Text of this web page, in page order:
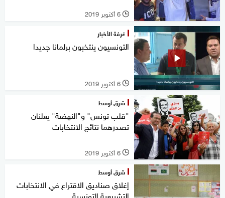
l 6 أكتوبر 2019
غرفة الأخبار
التونسيون ينتخبون برلمانا جديدا
l 6 أكتوبر 2019
شرق أوسط
"قلب تونس" و"النهضة" يعلنان
تصدرهما نتائج الانتخابات
l 6 أكتوبر 2019
شرق أوسط
إغلاق صناديق الاقتراع في الانتخابات
التشريعية التونسية